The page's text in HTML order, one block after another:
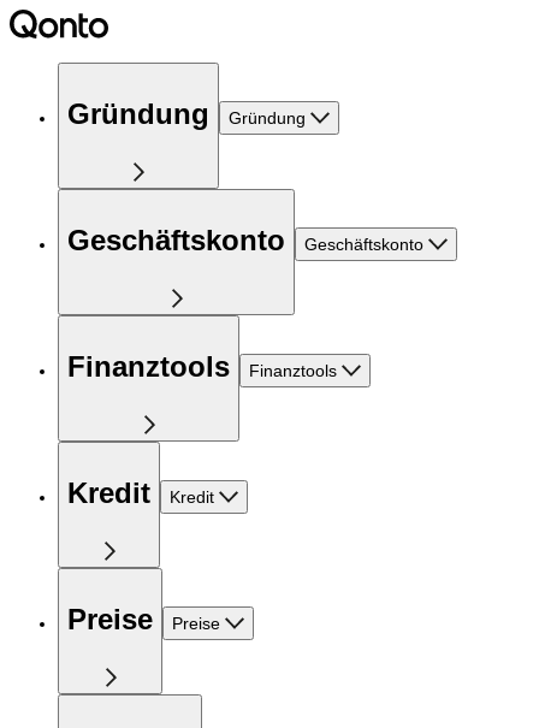
Gründung Gründung
Geschäftskonto Geschäftskonto
Finanztools Finanztools
Kredit Kredit
Preise Preise